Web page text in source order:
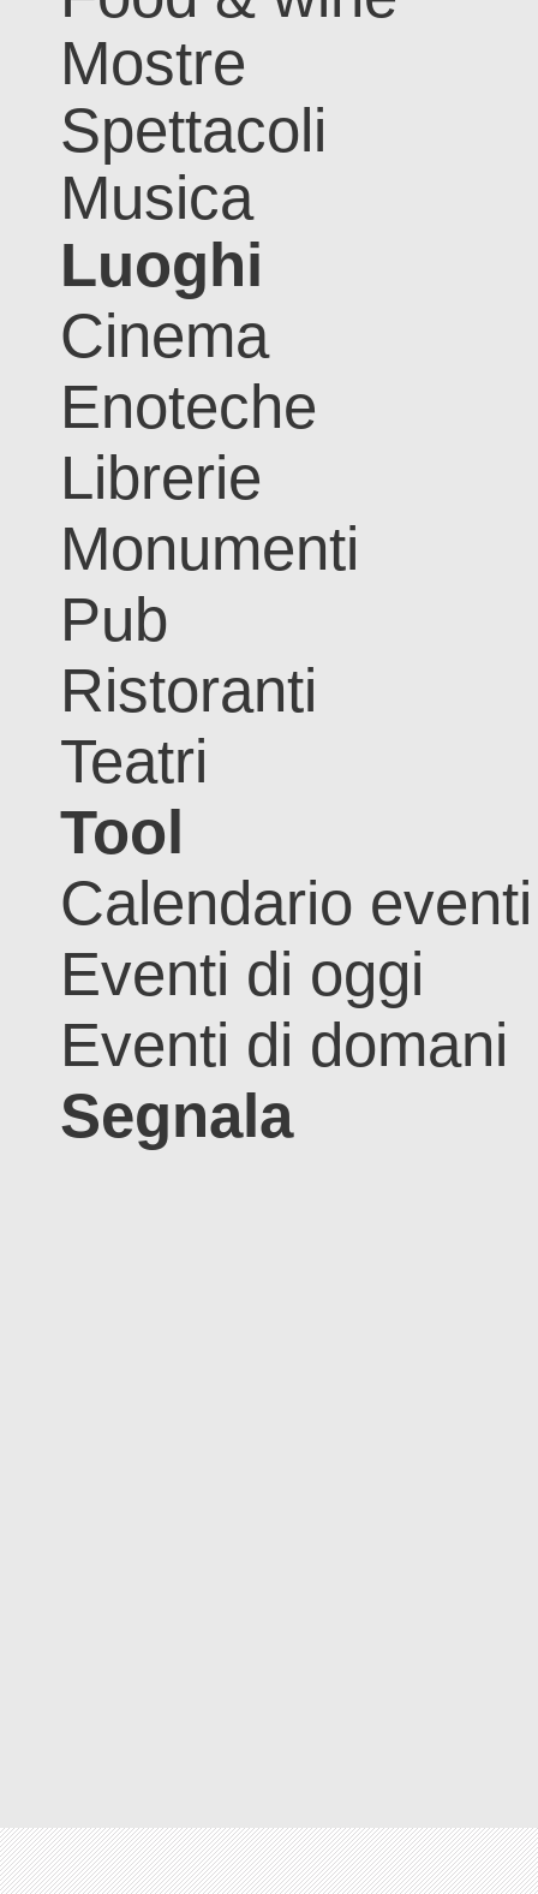
Mostre
Spettacoli
Musica
Luoghi
Cinema
Enoteche
Librerie
Monumenti
Pub
Ristoranti
Teatri
Tool
Calendario eventi
Eventi di oggi
Eventi di domani
Segnala